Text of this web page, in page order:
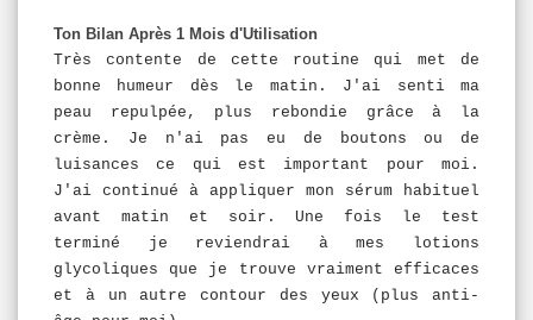
Ton Bilan Après 1 Mois d'Utilisation
Très contente de cette routine qui met de
bonne humeur dès le matin. J'ai senti ma
peau repulpée, plus rebondie grâce à la
crème. Je n'ai pas eu de boutons ou de
luisances ce qui est important pour moi.
J'ai continué à appliquer mon sérum habituel
avant matin et soir. Une fois le test
terminé je reviendrai à mes lotions
glycoliques que je trouve vraiment efficaces
et à un autre contour des yeux (plus anti-